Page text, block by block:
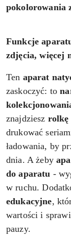
pokolorowania
Funkcje
zdjęcia, więcej
Ten aparat
zaskoczyć: to
znajdziesz rolkę
drukować
ładowania, by
dnia. A żeby
do aparatu -
w ruchu.
edukacyjne,
wartości i
pauzy.